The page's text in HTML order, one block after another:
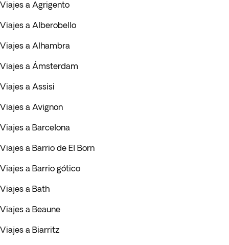
Viajes a Agrigento
Viajes a Alberobello
Viajes a Alhambra
Viajes a Ámsterdam
Viajes a Assisi
Viajes a Avignon
Viajes a Barcelona
Viajes a Barrio de El Born
Viajes a Barrio gótico
Viajes a Bath
Viajes a Beaune
Viajes a Biarritz